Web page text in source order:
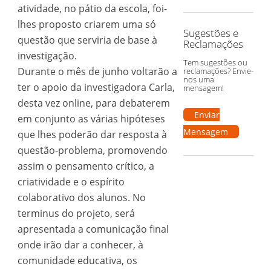
atividade, no pátio da escola, foi-
lhes proposto criarem uma só
questão que serviria de base à
investigação.
Durante o mês de junho voltarão a
ter o apoio da investigadora Carla,
desta vez online, para debaterem
em conjunto as várias hipóteses
que lhes poderão dar resposta à
questão-problema, promovendo
assim o pensamento crítico, a
criatividade e o espírito
colaborativo dos alunos. No
terminus do projeto, será
apresentada a comunicação final
onde irão dar a conhecer, à
comunidade educativa, os
Sugestões e
Reclamações
Tem sugestões ou
reclamações? Envie-
nos uma
mensagem!
Enviar
Mensagem